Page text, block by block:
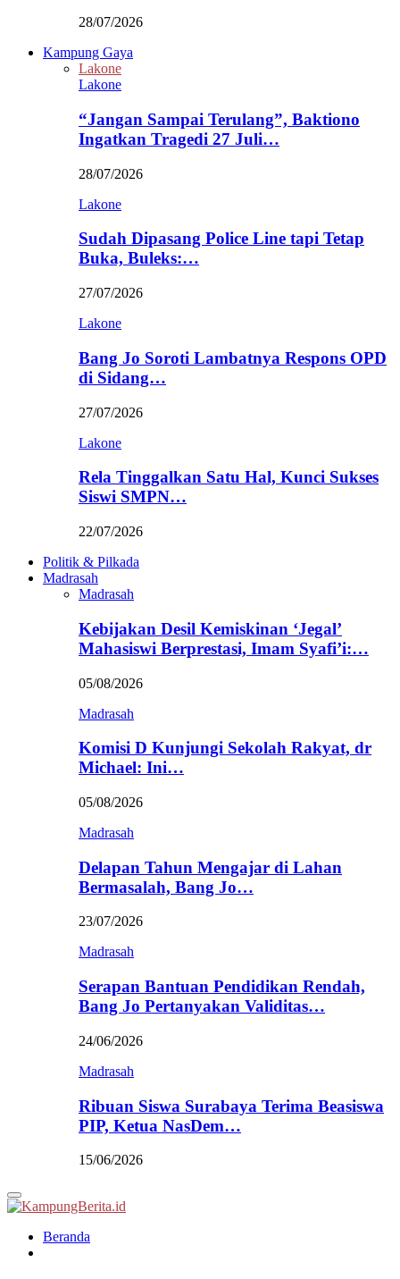
28/07/2026
Kampung Gaya
Lakone
Lakone
“Jangan Sampai Terulang”, Baktiono
Ingatkan Tragedi 27 Juli…
28/07/2026
Lakone
Sudah Dipasang Police Line tapi Tetap
Buka, Buleks:…
27/07/2026
Lakone
Bang Jo Soroti Lambatnya Respons OPD
di Sidang…
27/07/2026
Lakone
Rela Tinggalkan Satu Hal, Kunci Sukses
Siswi SMPN…
22/07/2026
Politik & Pilkada
Madrasah
Madrasah
Kebijakan Desil Kemiskinan ‘Jegal’
Mahasiswi Berprestasi, Imam Syafi’i:…
05/08/2026
Madrasah
Komisi D Kunjungi Sekolah Rakyat, dr
Michael: Ini…
05/08/2026
Madrasah
Delapan Tahun Mengajar di Lahan
Bermasalah, Bang Jo…
23/07/2026
Madrasah
Serapan Bantuan Pendidikan Rendah,
Bang Jo Pertanyakan Validitas…
24/06/2026
Madrasah
Ribuan Siswa Surabaya Terima Beasiswa
PIP, Ketua NasDem…
15/06/2026
Primary
Menu
Beranda